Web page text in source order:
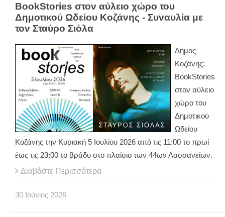
BookStories στον αύλειο χώρο του
Δημοτικού Ωδείου Κοζάνης - Συναυλία με
τον Σταύρο Σιόλα
Δήμος
Κοζάνης:
BookStories
στον αύλειο
χώρο του
Δημοτικού
Ωδείου
Κοζάνης την Κυριακή 5 Ιουλίου 2026 από τις 11:00 το πρωί
έως τις 23:00 το βράδυ στο πλαίσιο των 44ων Λασσανείων.
Διαβάστε Περισσότερα
30 Ιούνιος 2026